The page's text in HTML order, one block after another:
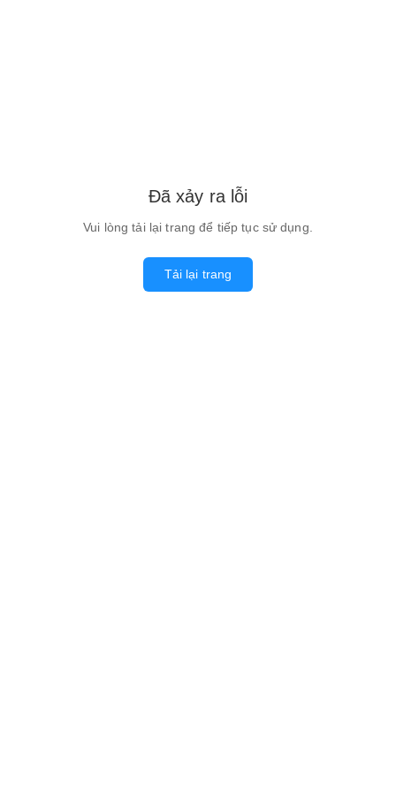
Đã xảy ra lỗi
Vui lòng tải lại trang để tiếp tục sử dụng.
Tải lại trang